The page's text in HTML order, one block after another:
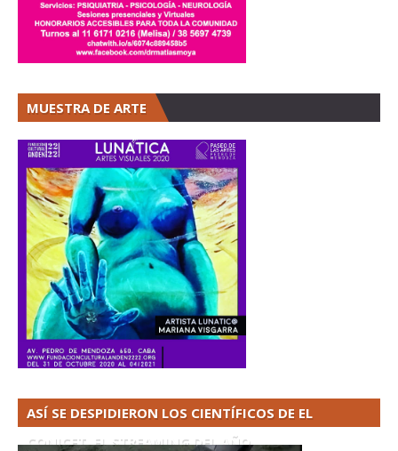
MUESTRA DE ARTE
ASÍ SE DESPIDIERON LOS CIENTÍFICOS DE EL
CONICET. EL STREAMING DEL AÑO